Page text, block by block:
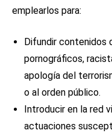
emplearlos para:
Difundir contenidos
pornográficos,
apología del
o al orden público.
Introducir en la red
actuaciones